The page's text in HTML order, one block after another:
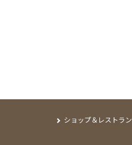
ショップ＆レストラン